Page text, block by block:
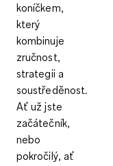
koníčkem,
který
kombinuje
zručnost,
strategii a
soustředěnost.
Ať už jste
začátečník,
nebo
pokročilý, ať